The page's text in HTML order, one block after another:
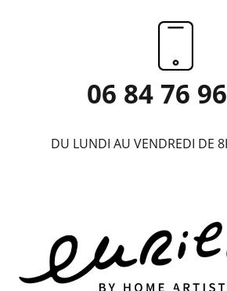
06 84 76
DU LUNDI AU VENDREDI DE